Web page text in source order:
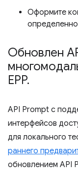
Оформите
Обновлен
EPP.
API Prompt с
интерфейсов
для локального
раннего
обновлением API